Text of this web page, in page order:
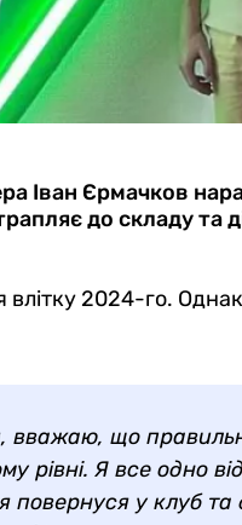
Іван Єрмачков
до складу та
2024-го.
вважаю, що
рівні. Я все одно
повернуся у клуб